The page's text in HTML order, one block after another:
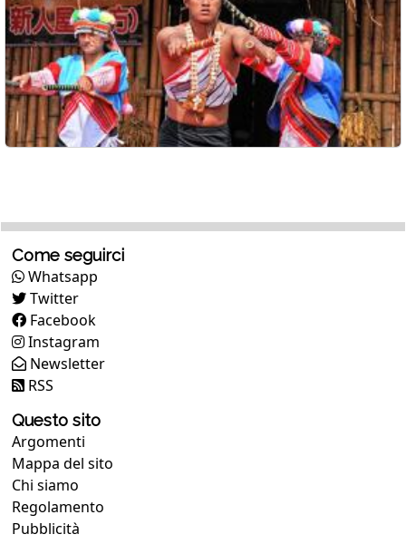
Come seguirci
Whatsapp
Twitter
Facebook
Instagram
Newsletter
RSS
Questo sito
Argomenti
Mappa del sito
Chi siamo
Regolamento
Pubblicità